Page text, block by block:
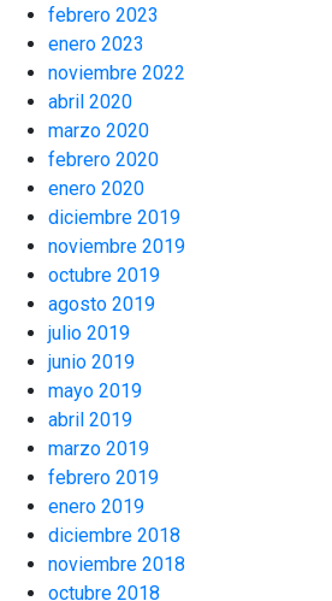
febrero 2023
enero 2023
noviembre 2022
abril 2020
marzo 2020
febrero 2020
enero 2020
diciembre 2019
noviembre 2019
octubre 2019
agosto 2019
julio 2019
junio 2019
mayo 2019
abril 2019
marzo 2019
febrero 2019
enero 2019
diciembre 2018
noviembre 2018
octubre 2018